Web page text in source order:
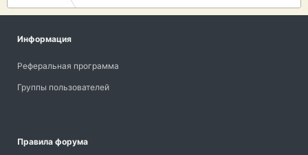
Информация
Реферальная программа
Группы пользователей
Правила форума